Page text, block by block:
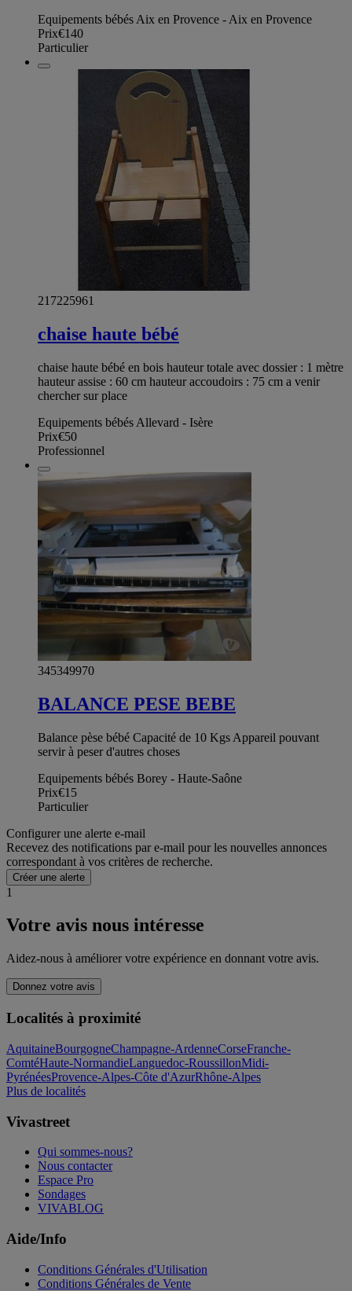
Equipements bébés Aix en Provence - Aix en Provence
Prix€140
Particulier
217225961
chaise haute bébé
chaise haute bébé en bois hauteur totale avec dossier : 1 mètre
hauteur assise : 60 cm hauteur accoudoirs : 75 cm a venir
chercher sur place
Equipements bébés Allevard - Isère
Prix€50
Professionnel
345349970
BALANCE PESE BEBE
Balance pèse bébé Capacité de 10 Kgs Appareil pouvant
servir à peser d'autres choses
Equipements bébés Borey - Haute-Saône
Prix€15
Particulier
Configurer une alerte e-mail
Recevez des notifications par e-mail pour les nouvelles annonces
correspondant à vos critères de recherche.
Créer une alerte
1
Votre avis nous intéresse
Aidez-nous à améliorer votre expérience en donnant votre avis.
Donnez votre avis
Localités à proximité
AquitaineBourgogneChampagne-ArdenneCorseFranche-
ComtéHaute-NormandieLanguedoc-RoussillonMidi-
PyrénéesProvence-Alpes-Côte d'AzurRhône-Alpes
Plus de localités
Vivastreet
Qui sommes-nous?
Nous contacter
Espace Pro
Sondages
VIVABLOG
Aide/Info
Conditions Générales d'Utilisation
Conditions Générales de Vente